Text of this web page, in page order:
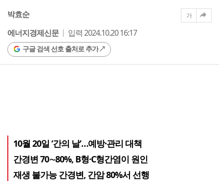
박효순
에너지경제신문
입력 2024.10.20 16:17
구글 검색 선호 출처로 추가
가
10월 20일 ‘간의 날’…예방·관리 대책
간경변 70∼80%, B형·C형간염이 원인
재생 불가능 간경변, 간암 80%서 선행